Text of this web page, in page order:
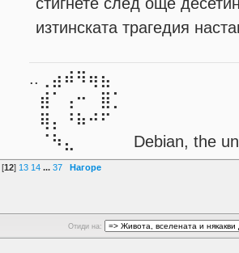
изтинската трагедия
..⢀⣴⠾⠻⢶⣦⠀
⣾⠁⢠⠒⠀⣿⡁
⢿⡄⠘⠷⠚⠋
⠈⠳⣄⠀⠀⠀⠀ Debian, the
[12] 13 14 ... 37 Нагоре
Отиди на: